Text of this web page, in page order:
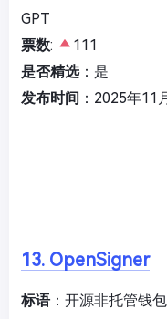
GPT
票数:
111
是否精选：是
发布时间 ：2025年11
13. OpenSigner
标语：开源非托管钱